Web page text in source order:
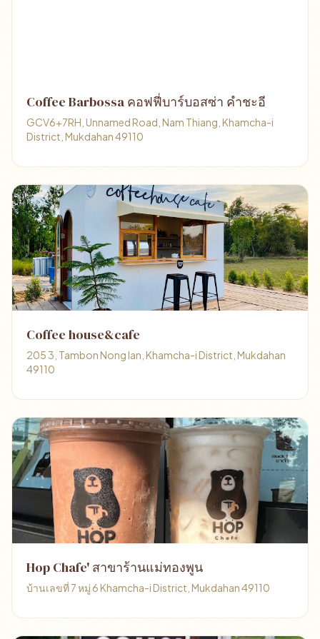
Coffee Barbossa คอฟฟี่บาร์บอสซ่า คำชะอี
GCV6+7RH, Unnamed Road, Nam Thiang, Khamcha-i
District, Mukdahan 49110
Coffee house&cafe
205 3, Tambon Nong Ian, Khamcha-i District, Mukdahan
49110
Hop Chafe' สาขาร้านแม่ทองพูน
บ้านเลขที่ 7 หมู่ 6 Khamcha-i District, Mukdahan 49110